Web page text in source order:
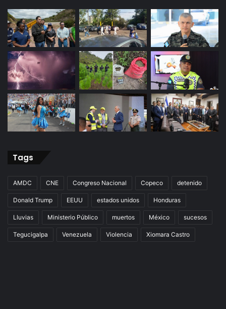
Tags
AMDC CNE Congreso Nacional Copeco detenido
Donald Trump EEUU estados unidos Honduras
Lluvias Ministerio Público muertos México sucesos
Tegucigalpa Venezuela Violencia Xiomara Castro